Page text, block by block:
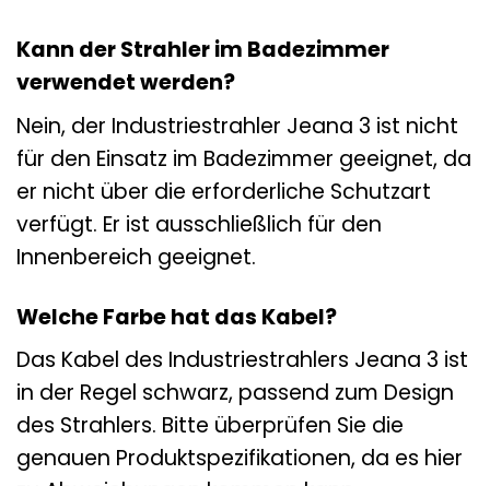
Kann der Strahler im Badezimmer
verwendet werden?
Nein, der Industriestrahler Jeana 3 ist nicht
für den Einsatz im Badezimmer geeignet, da
er nicht über die erforderliche Schutzart
verfügt. Er ist ausschließlich für den
Innenbereich geeignet.
Welche Farbe hat das Kabel?
Das Kabel des Industriestrahlers Jeana 3 ist
in der Regel schwarz, passend zum Design
des Strahlers. Bitte überprüfen Sie die
genauen Produktspezifikationen, da es hier